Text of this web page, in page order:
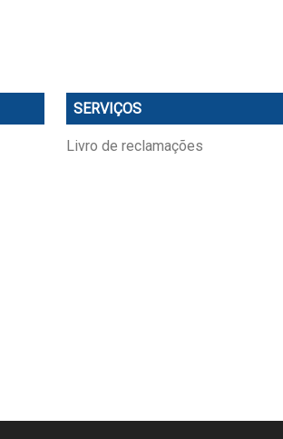
SERVIÇOS
Livro de reclamações